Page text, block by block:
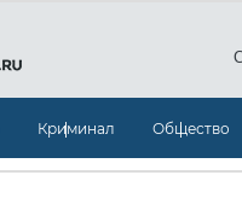
Криминал Общество